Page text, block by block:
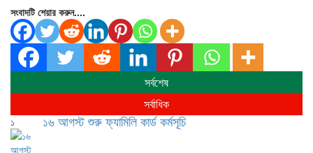
সংবাদটি শেয়ার করুন....
সর্বশেষ
সর্বাধিক
১ ১৬ আগস্ট শুরু ফ্যামিলি কার্ড কর্মসূচি